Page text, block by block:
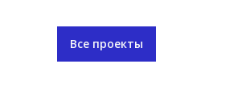
Все проекты